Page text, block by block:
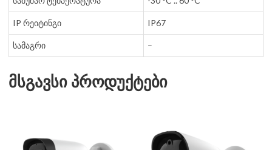
IP რეიტინგი IP67
სამაგრი –
მსგავსი პროდუქტები